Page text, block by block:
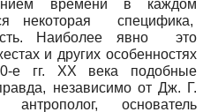
времени в каждом
некоторая специфика,
Наиболее явно это
и других особенностях
е гг. ХХ века подобные
независимо от Дж. Г.
основатель